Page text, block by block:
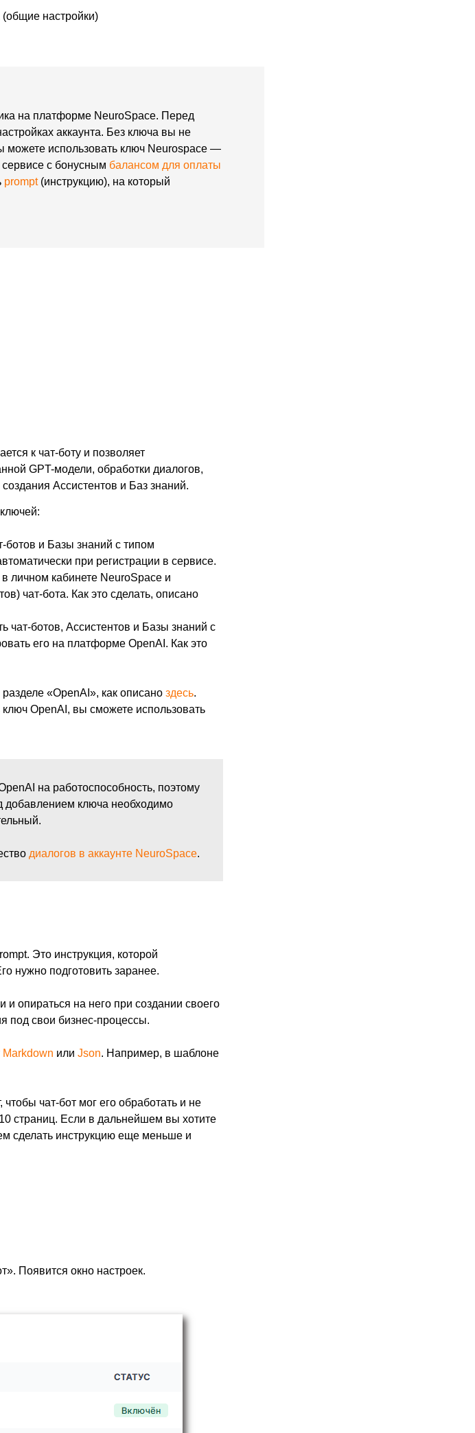
(общие настройки)
на платформе NeuroSpace. Перед
аккаунта. Без ключа вы не
можете использовать ключ Neurospace —
сервисе с бонусным балансом для оплаты
prompt(инструкцию), на который
к чат-боту и позволяет
GPT-модели, обработки диалогов,
Ассистентов и Баз знаний.
и Базы знаний с типом
при регистрации в сервисе.
личном кабинете NeuroSpace и
чат-бота. Как это сделать, описано
ботов, Ассистентов и Базы знаний с
его на платформе OpenAI. Как это
«OpenAI», как описано здесь.
OpenAI, вы сможете использовать
на работоспособность, поэтому
добавлением ключа необходимо
диалогов в аккаунте NeuroSpace.
Это инструкция, которой
нужно подготовить заранее.
и опираться на него при создании своего
под свои бизнес-процессы.
Markdown или Json. Например, в шаблоне
чат-бот мог его обработать и не
страниц. Если в дальнейшем вы хотите
сделать инструкцию еще меньше и
Появится окно настроек.